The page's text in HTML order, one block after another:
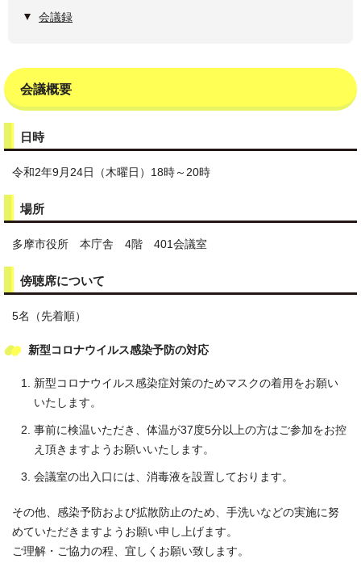
会議録
会議概要
日時
令和2年9月24日（木曜日）18時～20時
場所
多摩市役所 本庁舎 4階 401会議室
傍聴席について
5名（先着順）
新型コロナウイルス感染予防の対応
新型コロナウイルス感染症対策のためマスクの着用をお願い
いたします。
事前に検温いただき、体温が37度5分以上の方はご参加をお控
え頂きますようお願いいたします。
会議室の出入口には、消毒液を設置しております。
その他、感染予防および拡散防止のため、手洗いなどの実施に努
めていただきますようお願い申し上げます。
ご理解・ご協力の程、宜しくお願い致します。